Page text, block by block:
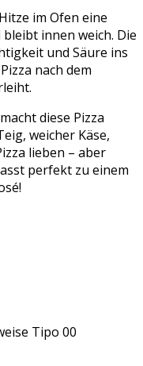
im Ofen eine
innen weich. Die
und Säure ins
nach dem
diese Pizza
weicher Käse,
lieben – aber
perfekt zu einem
Tipo 00